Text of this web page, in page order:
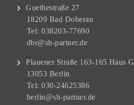
Goethestraße 27
18209 Bad Doberan
Tel: 038203-77690
dbr@sh-partner.de
Plauener Straße 163-165 Haus G
13053 Berlin
Tel: 030-24625386
berlin@sh-partner.de